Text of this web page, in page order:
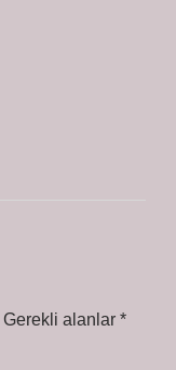
Gerekli alanlar *